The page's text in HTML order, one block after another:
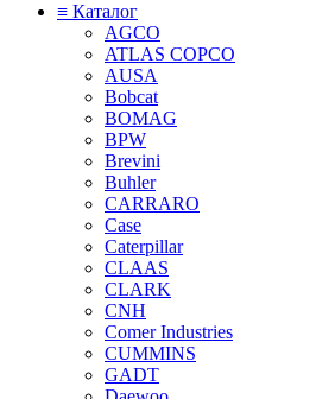
≡ Каталог
AGCO
ATLAS COPCO
AUSA
Bobcat
BOMAG
BPW
Brevini
Buhler
CARRARO
Case
Caterpillar
CLAAS
CLARK
CNH
Comer Industries
CUMMINS
GADT